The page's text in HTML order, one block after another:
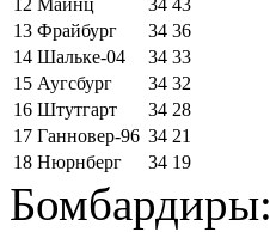
13 Фрайбург 34 36
14 Шальке-04 34 33
15 Аугсбург 34 32
16 Штутгарт 34 28
17 Ганновер-96 34 21
18 Нюрнберг 34 19
Бомбардиры: